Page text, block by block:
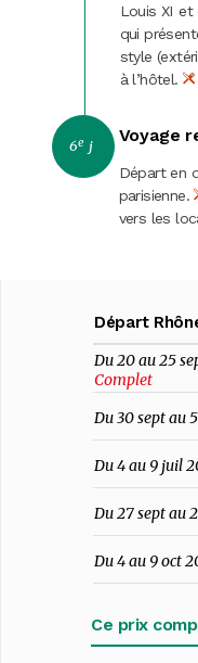
Louis XI
qui
style
à l’hôtel.
6e j
Voyage
Départ en
parisienne.
vers les
Départ
Du 20 au 25
Complet
Du 30 sept au
Du 4 au 9 juil
Du 27 sept au
Du 4 au 9 oct
Ce prix